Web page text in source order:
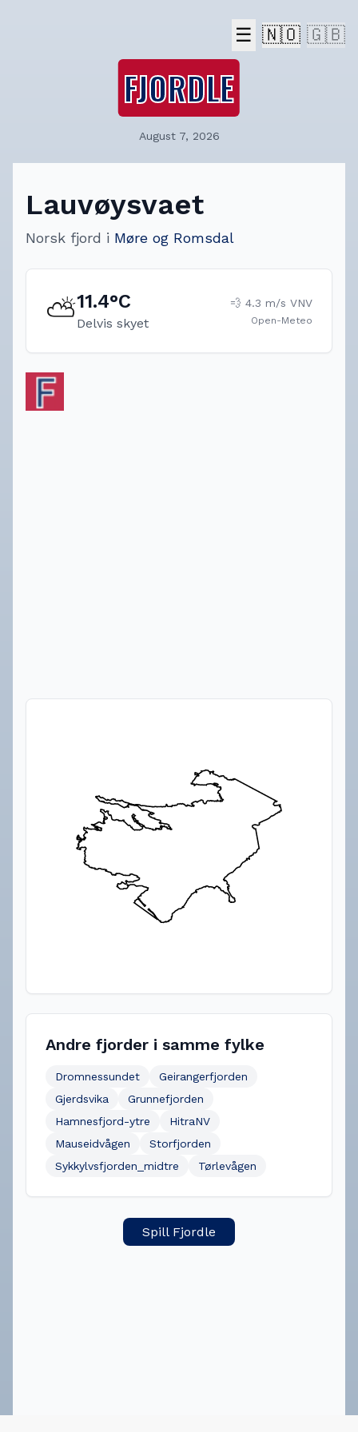
☰ 🇳🇴 🇬🇧
FJORDLE
August 7, 2026
Lauvøysvaet
Norsk fjord i Møre og Romsdal
⛅11.4°C
Delvis skyet
💨 4.3 m/s VNV
Open-Meteo
Andre fjorder i samme fylke
Dromnessundet
Geirangerfjorden
Gjerdsvika
Grunnefjorden
Hamnesfjord-ytre
HitraNV
Mauseidvågen
Storfjorden
Sykkylvsfjorden_midtre
Tørlevågen
Spill Fjordle